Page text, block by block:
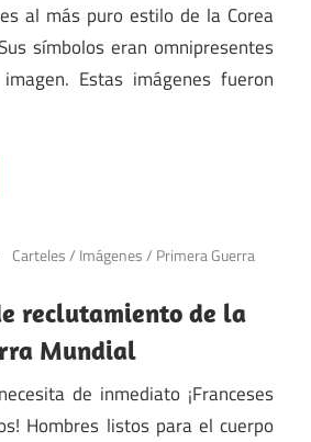
al más puro estilo de la Corea
símbolos eran omnipresentes
Estas imágenes fueron
Carteles/ Imágenes/ Primera Guerra
reclutamiento de la
Mundial
de inmediato ¡Franceses
Hombres listos para el cuerpo